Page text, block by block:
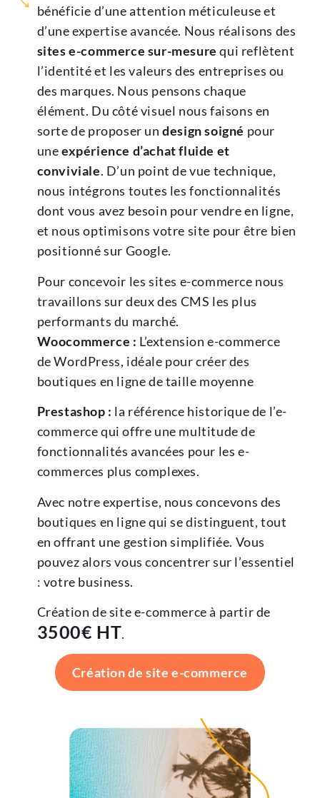
bénéficie d’une attention méticuleuse et
d’une expertise avancée. Nous réalisons des
sites e-commerce sur-mesure qui reflètent
l’identité et les valeurs des entreprises ou
des marques. Nous pensons chaque
élément. Du côté visuel nous faisons en
sorte de proposer undesign soigné pour
uneexpérience d’achat fluide et
conviviale. D’un point de vue technique,
nous intégrons toutes les fonctionnalités
dont vous avez besoin pour vendre en ligne,
et nous optimisons votre site pour être bien
positionné sur Google.
Pour concevoir les sites e-commerce nous
travaillons sur deux des CMS les plus
performants du marché.
Woocommerce : L’extension e-commerce
de WordPress, idéale pour créer des
boutiques en ligne de taille moyenne
Prestashop : la référence historique de l’e-
commerce qui offre une multitude de
fonctionnalités avancées pour les e-
commerces plus complexes.
Avec notre expertise, nous concevons des
boutiques en ligne qui se distinguent, tout
en offrant une gestion simplifiée. Vous
pouvez alors vous concentrer sur l’essentiel
: votre business.
Création de site e-commerce à partir de
3500€ HT.
Création de site e-commerce